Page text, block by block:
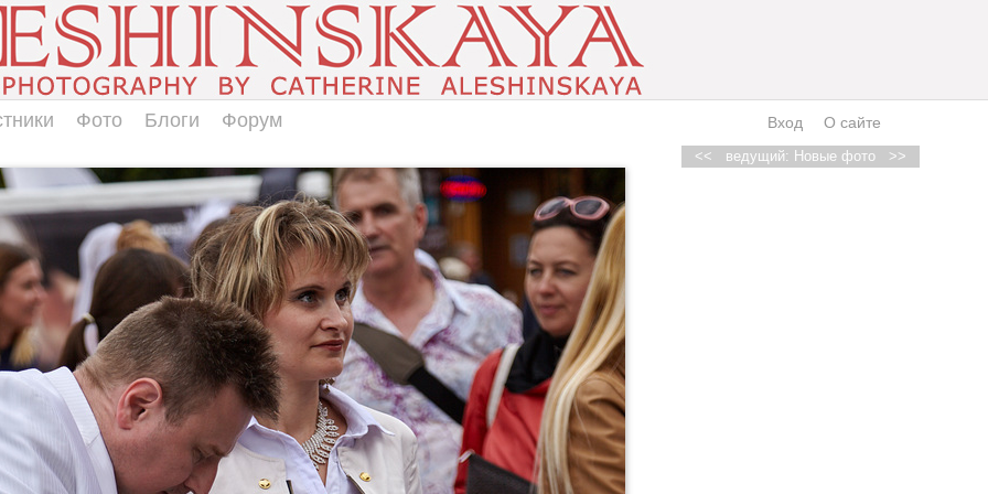
Фото Блоги Форум Вход О сайте
<< ведущий: Новые фото >>